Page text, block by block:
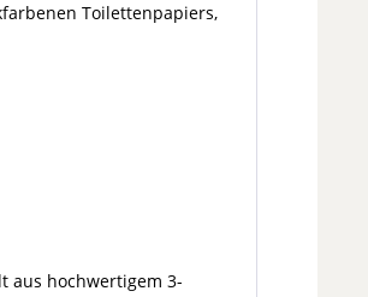
Toilettenpapiers,
aus hochwertigem 3-